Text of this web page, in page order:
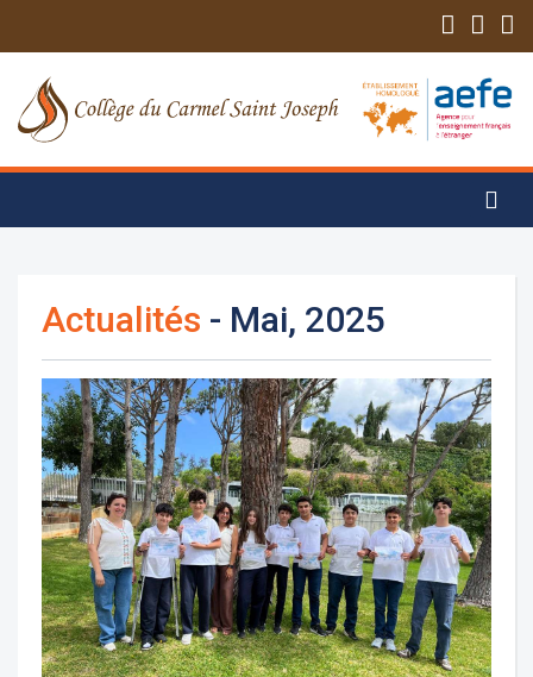
Actualités - Mai, 2025